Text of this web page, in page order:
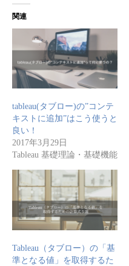
関連
tableau(タブロー)の”コンテ
キストに追加”はこう使うと
良い！
2017年3月29日
Tableau 基礎理論・基礎機能
Tableau（タブロー）の「基
準となる値」を取得するた